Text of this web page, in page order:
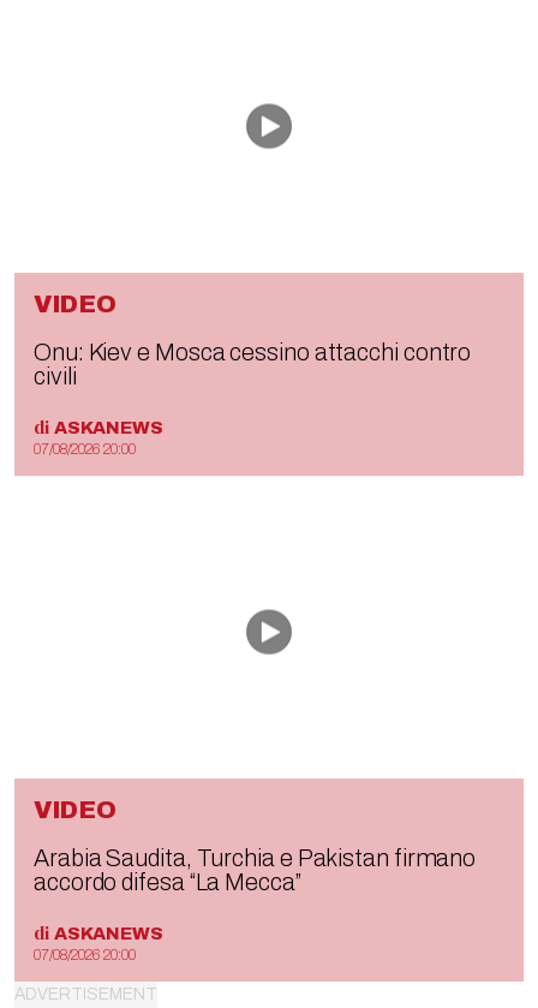
VIDEO
Onu: Kiev e Mosca cessino attacchi contro
civili
di ASKANEWS
07/08/2026 20:00
VIDEO
Arabia Saudita, Turchia e Pakistan firmano
accordo difesa “La Mecca”
di ASKANEWS
07/08/2026 20:00